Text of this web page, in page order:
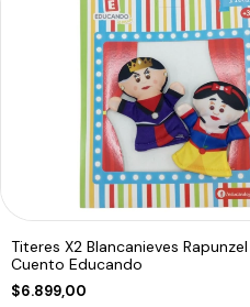
Titeres X2 Blancanieves
Cuento Educando
$6.899,00